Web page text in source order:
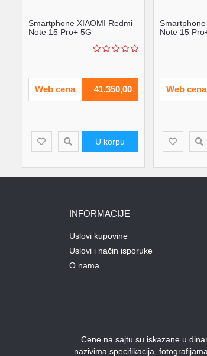
Smartphone XIAOMI Redmi
Note 15 Pro+ 5G
Web cena 41.350,00
U korpu
Note 15
Web cena
INFORMACIJE
Uslovi kupovine
Uslovi i način isporuke
O nama
Cene na sajtu su iskazane u
nazivima specifikacija,